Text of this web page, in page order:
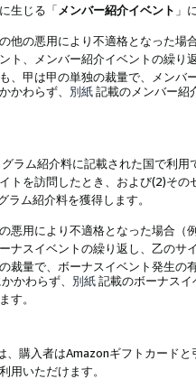
生じる「 メンバー紹介イベント 」
他の悪用により不適格となった
ト、メンバー紹介イベントの繰
、甲は甲の単独の裁量で、メンバ
かわらず、 別紙記載のメンバー紹
ラム紹介料に記載された国で利用
トを訪問したとき、および(2)その
ム紹介料を獲得します。
悪用により不適格となった場合
ナスイベントの繰り返し、乙の
裁量で、ボーナスイベント発生の
かわらず、 別紙記載のボーナス
す。
購入者はAmazonギフトカード
用いただけます。